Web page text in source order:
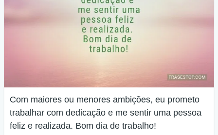
Com maiores ou menores ambições, eu prometo
trabalhar com dedicação e me sentir uma pessoa
feliz e realizada. Bom dia de trabalho!